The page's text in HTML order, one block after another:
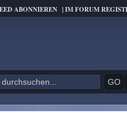
ABONNIEREN |IM FORUM